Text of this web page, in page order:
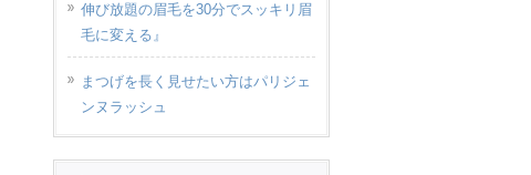
伸び放題の眉毛を30分でスッキリ眉
毛に変える』
まつげを長く見せたい方はパリジェ
ンヌラッシュ